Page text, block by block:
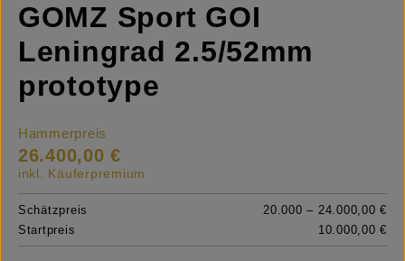
GOMZ Sport GOI
Leningrad 2.5/52mm
prototype
Hammerpreis
26.400,00 €
inkl. Käuferpremium
Schätzpreis
20.000 – 24.000,00 €
Startpreis
10.000,00 €